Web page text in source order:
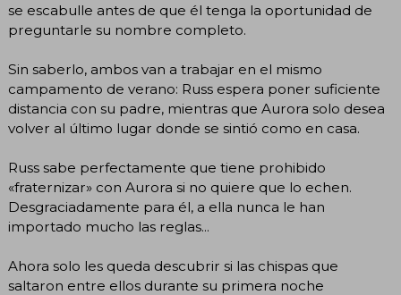
se escabulle antes de que él tenga la oportunidad de
preguntarle su nombre completo.
Sin saberlo, ambos van a trabajar en el mismo
campamento de verano: Russ espera poner suficiente
distancia con su padre, mientras que Aurora solo desea
volver al último lugar donde se sintió como en casa.
Russ sabe perfectamente que tiene prohibido
«fraternizar» con Aurora si no quiere que lo echen.
Desgraciadamente para él, a ella nunca le han
importado mucho las reglas...
Ahora solo les queda descubrir si las chispas que
saltaron entre ellos durante su primera noche